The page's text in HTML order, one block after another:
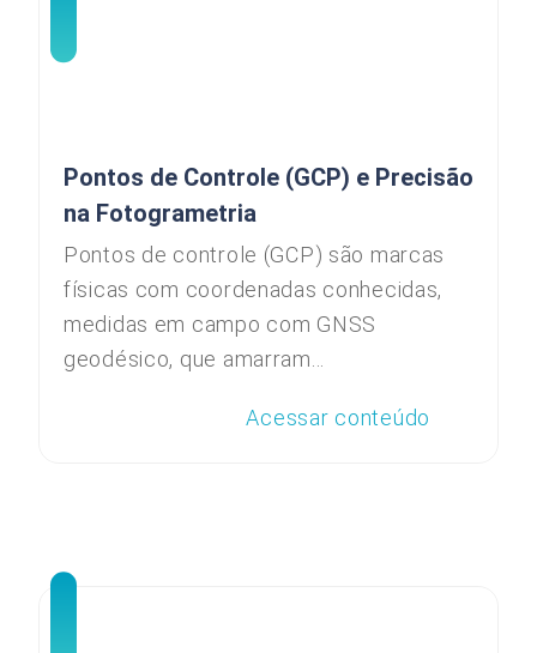
Pontos de Controle (GCP) e Precisão
na Fotogrametria
Pontos de controle (GCP) são marcas
físicas com coordenadas conhecidas,
medidas em campo com GNSS
geodésico, que amarram...
Acessar conteúdo